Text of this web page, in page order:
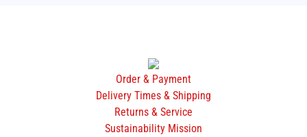
Order & Payment
Delivery Times & Shipping
Returns & Service
Sustainability Mission